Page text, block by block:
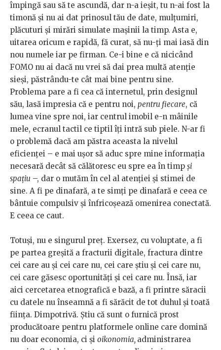
împingă sau să te ascundă, dar n-a ieșit, tu n-ai fost la
timonă și nu ai dat prinosul tău de date, mulțumiri,
plăcuturi și mirări simulate mașinii la timp. Asta e,
uitarea oricum e rapidă, fă curat, să nu-ți mai iasă din
nou numele iar pe firman. Ce-i bine e că nicicând
FOMO nu ai dacă nu vrei să dai prea multă atenție
sieși, păstrându-te cât mai bine pentru sine.
Problema pare a fi cea că internetul, prin designul
său, lasă impresia că e pentru noi, pentru fiecare, că
lumea vine spre noi, iar centrul imobil e-n mâinile
mele, ecranul tactil ce tiptil îți intră sub piele. N-ar fi
o problemă dacă am păstra aceasta la nivelul
eficienței – e mai ușor să aduc spre mine informația
necesară decât să călătoresc eu spre ea în timp și
spațiu –, dar o mutăm în cel al atenției și stimei de
sine. A fi pe dinafară, a te simți pe dinafară e ceea ce
bântuie compulsiv și înfricoșează omenirea conectată.
E ceea ce caut.
Totuși, nu e singurul preț. Exersez, cu voluptate, a fi
pe partea greșită a fracturii digitale, fractura dintre
cei care au și cei care nu, cei care știu și cei care nu,
cei care găsesc oportunități și cei care nu. Însă, iar
aici cercetarea etnografică e bază, a fi printre săracii
cu datele nu înseamnă a fi sărăcit de tot duhul și toată
ființa. Dimpotrivă. Știu că sunt o furnică prost
producătoare pentru platformele online care domină
nu doar economia, ci și oikonomia, administrarea